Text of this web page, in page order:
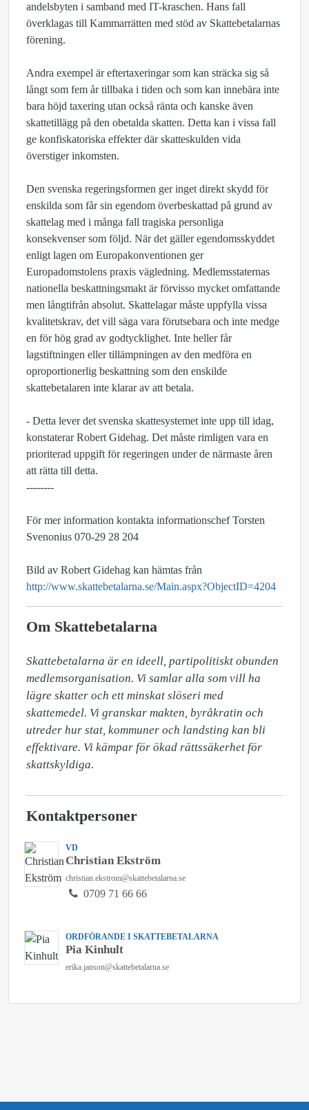
andelsbyten i samband med IT-kraschen. Hans fall
överklagas till Kammarrätten med stöd av Skattebetalarnas
förening.
Andra exempel är eftertaxeringar som kan sträcka sig så
långt som fem år tillbaka i tiden och som kan innebära inte
bara höjd taxering utan också ränta och kanske även
skattetillägg på den obetalda skatten. Detta kan i vissa fall
ge konfiskatoriska effekter där skatteskulden vida
överstiger inkomsten.
Den svenska regeringsformen ger inget direkt skydd för
enskilda som får sin egendom överbeskattad på grund av
skattelag med i många fall tragiska personliga
konsekvenser som följd. När det gäller egendomsskyddet
enligt lagen om Europakonventionen ger
Europadomstolens praxis vägledning. Medlemsstaternas
nationella beskattningsmakt är förvisso mycket omfattande
men långtifrån absolut. Skattelagar måste uppfylla vissa
kvalitetskrav, det vill säga vara förutsebara och inte medge
en för hög grad av godtycklighet. Inte heller får
lagstiftningen eller tillämpningen av den medföra en
oproportionerlig beskattning som den enskilde
skattebetalaren inte klarar av att betala.
- Detta lever det svenska skattesystemet inte upp till idag,
konstaterar Robert Gidehag. Det måste rimligen vara en
prioriterad uppgift för regeringen under de närmaste åren
att rätta till detta.
--------
För mer information kontakta informationschef Torsten
Svenonius 070-29 28 204
Bild av Robert Gidehag kan hämtas från
http://www.skattebetalarna.se/Main.aspx?ObjectID=4204
Om Skattebetalarna
Skattebetalarna är en ideell, partipolitiskt obunden
medlemsorganisation. Vi samlar alla som vill ha
lägre skatter och ett minskat slöseri med
skattemedel. Vi granskar makten, byråkratin och
utreder hur stat, kommuner och landsting kan bli
effektivare. Vi kämpar för ökad rättssäkerhet för
skattskyldiga.
Kontaktpersoner
VD
Christian Ekström
christian.ekstrom@skattebetalarna.se
0709 71 66 66
ORDFÖRANDE I SKATTEBETALARNA
Pia Kinhult
erika.janson@skattebetalarna.se